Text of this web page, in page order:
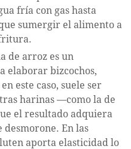
fría con gas hasta
sumergir el alimento a
de arroz es un
elaborar bizcochos,
este caso, suele ser
harinas —como la de
el resultado adquiera
desmorone. En las
aporta elasticidad lo